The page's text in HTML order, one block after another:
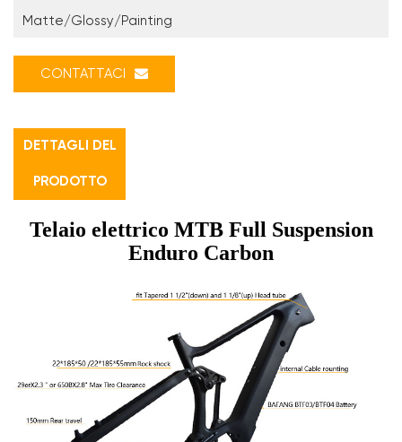
Matte/Glossy/painting
CONTATTACI
DETTAGLI DEL
PRODOTTO
Telaio elettrico MTB Full Suspension
Enduro Carbon